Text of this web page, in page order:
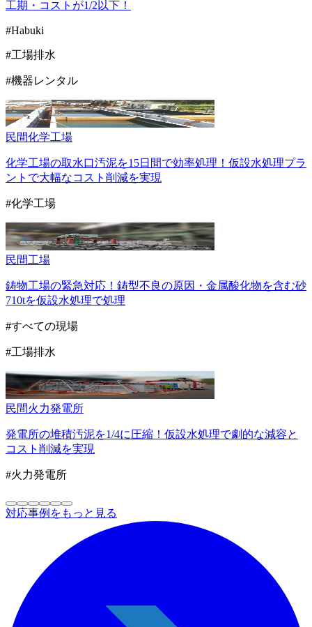
工期・コストが1/2以下！
#Habuki
#工場排水
#機器レンタル
民間化学工場
化学工場の取水口汚泥を15日間で効率処理！仮設水処理プラ
ントで大幅なコスト削減を実現
#化学工場
民間工場
鋳物工場の緊急対応！鋳型不良の原因・金属酸化物を含む砂
710tを仮設水処理で処理
#すべての現場
#工場排水
民間火力発電所
発電所の堆積汚泥を1/4に圧縮！仮設水処理で劇的な減容と
コスト削減を実現
#火力発電所
対応事例をもっと見る